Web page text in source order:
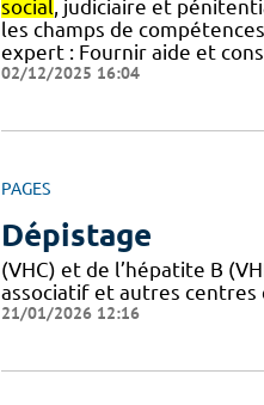
social, judiciaire et
les champs de
expert : Fournir aide et
02/12/2025 16:04
PAGES
Dépistage
(VHC) et de l’hépatite B
associatif et autres centres
21/01/2026 12:16